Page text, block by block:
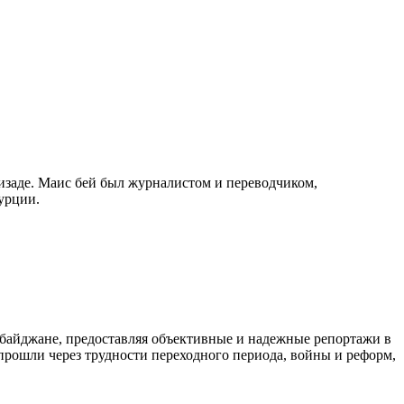
Маис бей был журналистом и переводчиком,
предоставляя объективные и надежные репортажи в
через трудности переходного периода, войны и реформ,